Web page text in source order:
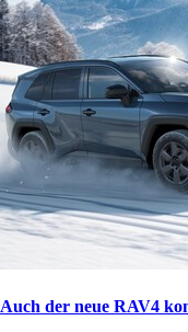
Auch der neue RAV4